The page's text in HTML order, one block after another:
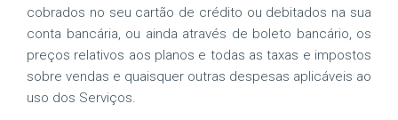
cobrados no seu cartão de crédito ou debitados na sua
conta bancária, ou ainda através de boleto bancário, os
preços relativos aos planos e todas as taxas e impostos
sobre vendas e quaisquer outras despesas aplicáveis ao
uso dos Serviços.